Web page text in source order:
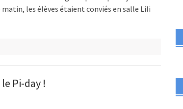
les élèves étaient conviés en salle Lili
Pi-day !